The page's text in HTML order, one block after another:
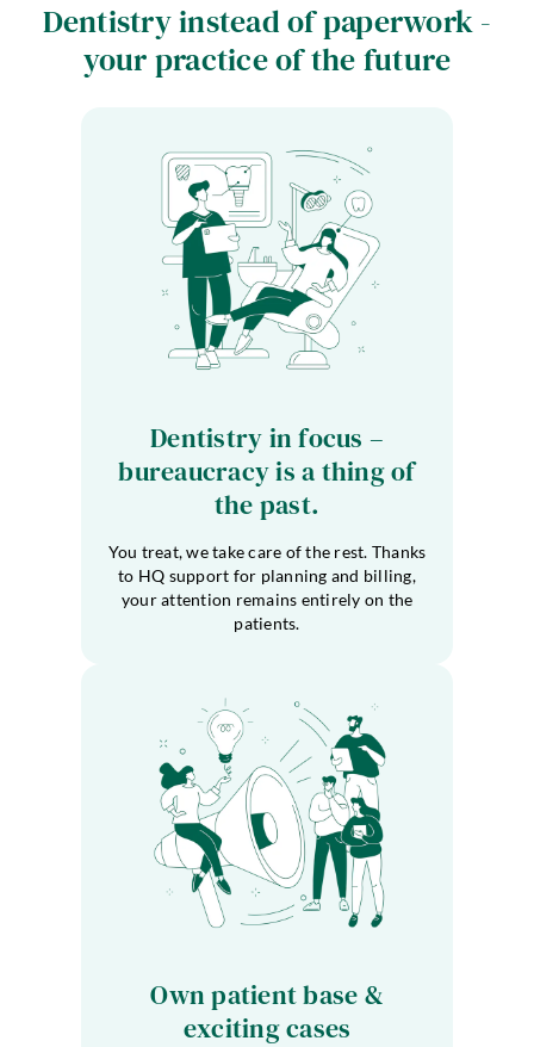
Dentistry instead of paperwork -
your practice of the future
Dentistry in focus –
bureaucracy is a thing of
the past.
You treat, we take care of the rest. Thanks
to HQ support for planning and billing,
your attention remains entirely on the
patients.
Own patient base &
exciting cases